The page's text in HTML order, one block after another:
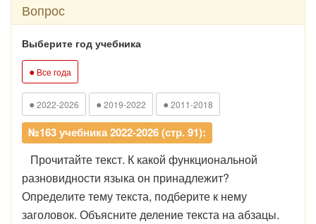
Вопрос
Выберите год учебника
● Все года
● 2022-2026 ● 2019-2022 ● 2011-2018
№163 учебника 2022-2026 (стр. 91):
Прочитайте текст. К какой функциональной
разновидности языка он принадлежит?
Определите тему текста, подберите к нему
заголовок. Объясните деление текста на абзацы.